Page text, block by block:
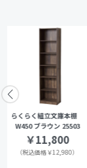
らくらく組立文庫本棚
W450 ブラウン 25503
￥11,800
（税込価格￥12,980）